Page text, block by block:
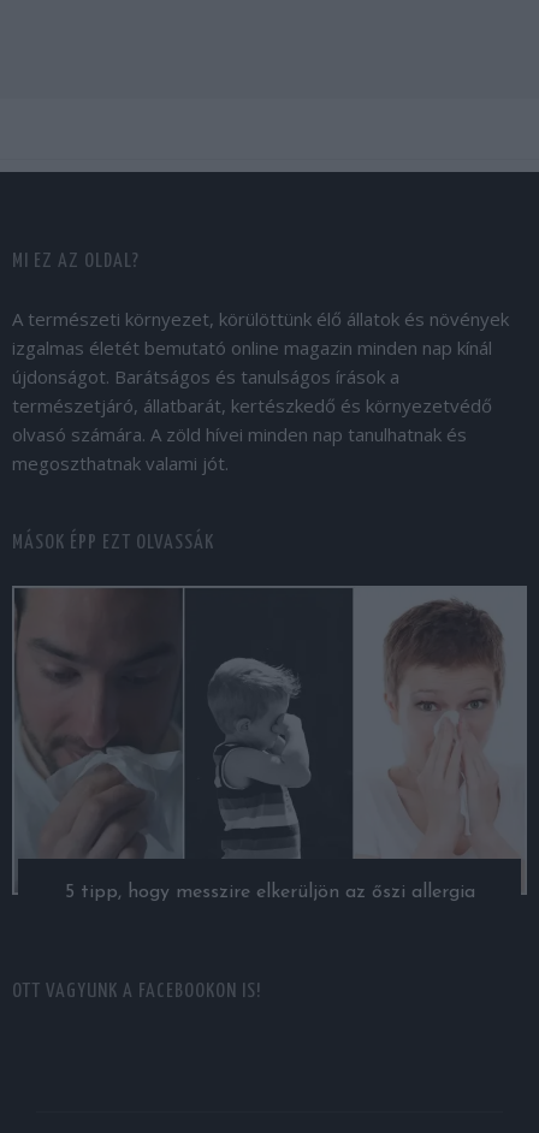
MI EZ AZ OLDAL?
A természeti környezet, körülöttünk élő állatok és növények
izgalmas életét bemutató online magazin minden nap kínál
újdonságot. Barátságos és tanulságos írások a
természetjáró, állatbarát, kertészkedő és környezetvédő
olvasó számára. A zöld hívei minden nap tanulhatnak és
megoszthatnak valami jót.
MÁSOK ÉPP EZT OLVASSÁK
5 tipp, hogy messzire elkerüljön az őszi allergia
OTT VAGYUNK A FACEBOOKON IS!